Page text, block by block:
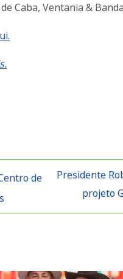
Caba, Ventania &
de
Presidente
projeto